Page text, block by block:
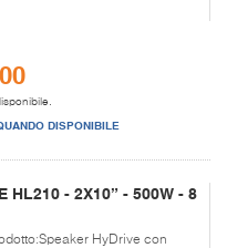
DISPONIBILE
HL210 - 2X10” - 500W - 8
HyDrive con